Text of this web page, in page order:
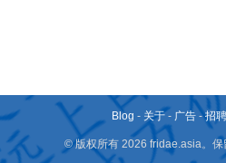
Blog - 关于 - 广告 -招
© 版权所有 2026 fridae.asia。